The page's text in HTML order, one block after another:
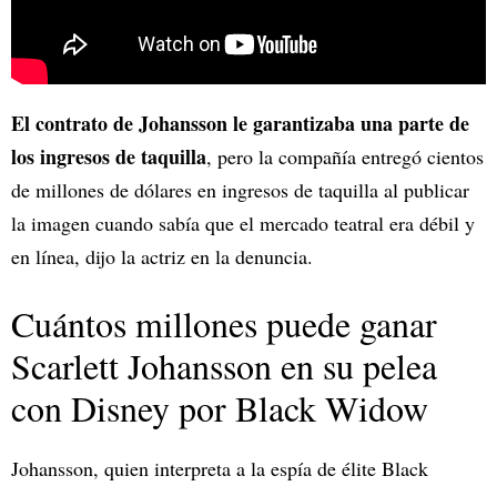
El contrato de Johansson le garantizaba una parte de
los ingresos de taquilla, pero la compañía entregó cientos
de millones de dólares en ingresos de taquilla al publicar
la imagen cuando sabía que el mercado teatral era débil y
en línea, dijo la actriz en la denuncia.
Cuántos millones puede ganar
Scarlett Johansson en su pelea
con Disney por Black Widow
Johansson, quien interpreta a la espía de élite Black